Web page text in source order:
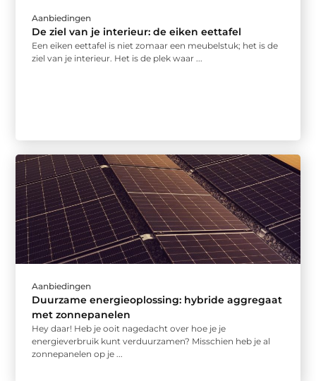
Aanbiedingen
De ziel van je interieur: de eiken eettafel
Een eiken eettafel is niet zomaar een meubelstuk; het is de
ziel van je interieur. Het is de plek waar ...
Aanbiedingen
Duurzame energieoplossing: hybride aggregaat
met zonnepanelen
Hey daar! Heb je ooit nagedacht over hoe je je
energieverbruik kunt verduurzamen? Misschien heb je al
zonnepanelen op je ...